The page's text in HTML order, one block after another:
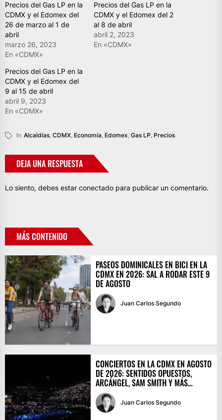
Precios del Gas LP en la
CDMX y el Edomex del
26 de marzo al 1 de
abril
marzo 26, 2023
En «CDMX»
Precios del Gas LP en la
CDMX y el Edomex del 2
al 8 de abril
abril 2, 2023
En «CDMX»
Precios del Gas LP en la
CDMX y el Edomex del
9 al 15 de abril
abril 9, 2023
En «CDMX»
In Alcaldías, CDMX, Economía, Edomex, Gas LP, Precios
DEJA UNA RESPUESTA
Lo siento, debes estar conectado para publicar un comentario.
MÁS CONTENIDO
PASEOS DOMINICALES EN BICI EN LA
CDMX EN 2026: SAL A RODAR ESTE 9
DE AGOSTO
Juan Carlos Segundo
CONCIERTOS EN LA CDMX EN AGOSTO
DE 2026: SENTIDOS OPUESTOS,
ARCÁNGEL, SAM SMITH Y MÁS…
Juan Carlos Segundo